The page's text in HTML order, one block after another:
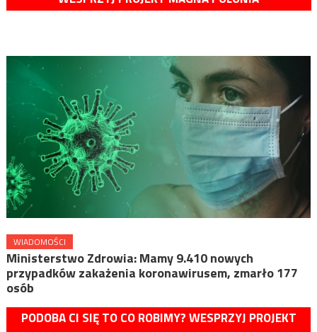
WIADOMOŚCI
Ministerstwo Zdrowia: Mamy 9.410 nowych
przypadków zakażenia koronawirusem, zmarło 177
osób
PODOBA CI SIĘ TO CO ROBIMY? WESPRZYJ PROJEKT